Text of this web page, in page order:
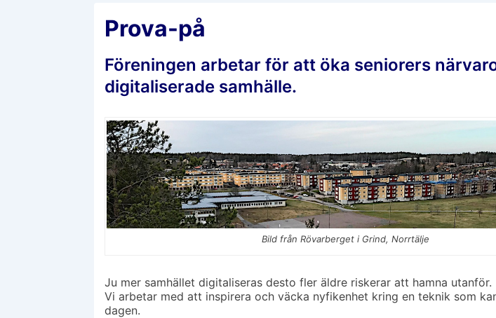
Prova-på
Föreningen arbetar för att öka seniorers
digitaliserade samhälle.
Bild från Rövarberget i Grind, Norrtälje
Ju mer samhället digitaliseras desto fler äldre riskerar att hamna utanför.
Vi arbetar med att inspirera och väcka nyfikenhet kring en teknik som
dagen.